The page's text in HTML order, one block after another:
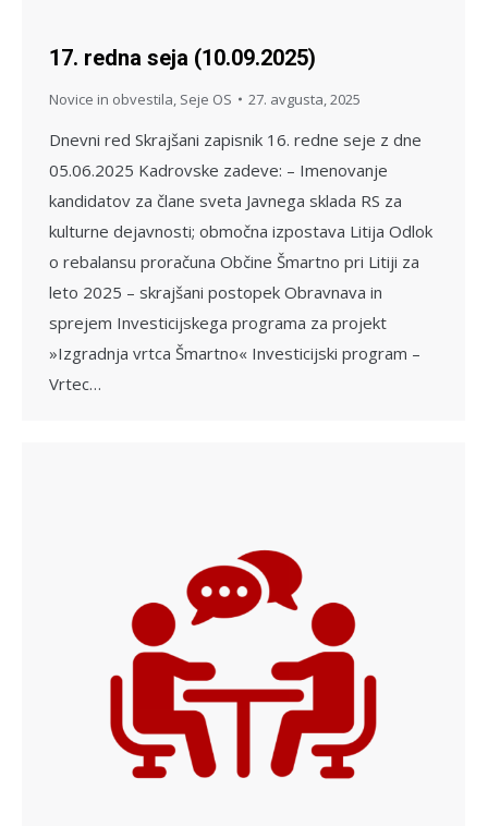
17. redna seja (10.09.2025)
Novice in obvestila Seje OS 27. avgusta, 2025
Dnevni red Skrajšani zapisnik 16. redne seje z dne
05.06.2025 Kadrovske zadeve: – Imenovanje
kandidatov za člane sveta Javnega sklada RS za
kulturne dejavnosti; območna izpostava Litija Odlok
o rebalansu proračuna Občine Šmartno pri Litiji za
leto 2025 – skrajšani postopek Obravnava in
sprejem Investicijskega programa za projekt
»Izgradnja vrtca Šmartno« Investicijski program –
Vrtec…